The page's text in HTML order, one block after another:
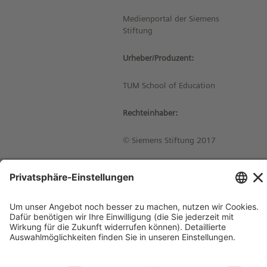
Medienportal der Siemens
Stiftung
Urheber/Produzent:
TUM School of Education
Rechteinhaber:
© Siemens Stiftung 2017
Impressum
Kontakt